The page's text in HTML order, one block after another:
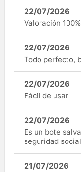
22/07/2026
Valoración
22/07/2026
Todo perfecto,
22/07/2026
Fácil de usar
22/07/2026
Es un bote
seguridad
21/07/2026